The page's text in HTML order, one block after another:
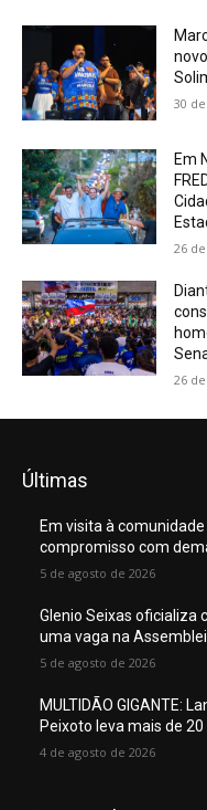
30
Em
26
26
Últimas
Em visita à
compromisso com
5 de agosto de 2026
Glenio Seixas oficializa
uma vaga na
5 de agosto de 2026
MULTIDÃO GIGANTE:
Peixoto leva mais de
4 de agosto de 2026